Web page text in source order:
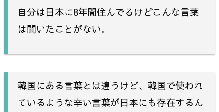
自分は日本に8年間住んでるけどこんな言葉
は聞いたことがない。
韓国にある言葉とは違うけど、韓国で使われ
ているような辛い言葉が日本にも存在するん